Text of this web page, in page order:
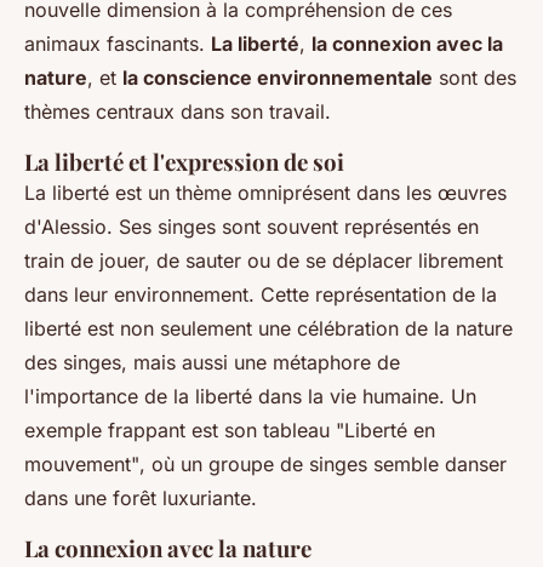
nouvelle dimension à la compréhension de ces
animaux fascinants. La liberté, la connexion avec la
nature, et la conscience environnementale sont des
thèmes centraux dans son travail.
La liberté et l'expression de soi
La liberté est un thème omniprésent dans les œuvres
d'Alessio. Ses singes sont souvent représentés en
train de jouer, de sauter ou de se déplacer librement
dans leur environnement. Cette représentation de la
liberté est non seulement une célébration de la nature
des singes, mais aussi une métaphore de
l'importance de la liberté dans la vie humaine. Un
exemple frappant est son tableau "Liberté en
mouvement", où un groupe de singes semble danser
dans une forêt luxuriante.
La connexion avec la nature